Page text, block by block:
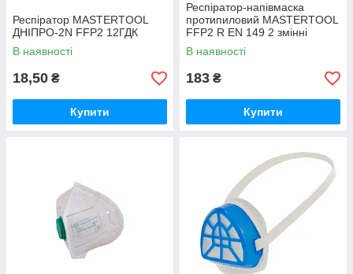
Респіратор MASTERTOOL
ДНІПРО-2N FFP2 12ГДК
В наявності
18,50 ₴
Купити
Респіратор-напівмаска
протипиловий MASTERTOOL
FFP2 R EN 149 2 змінні
протигазові фільтри
В наявності
183 ₴
Купити